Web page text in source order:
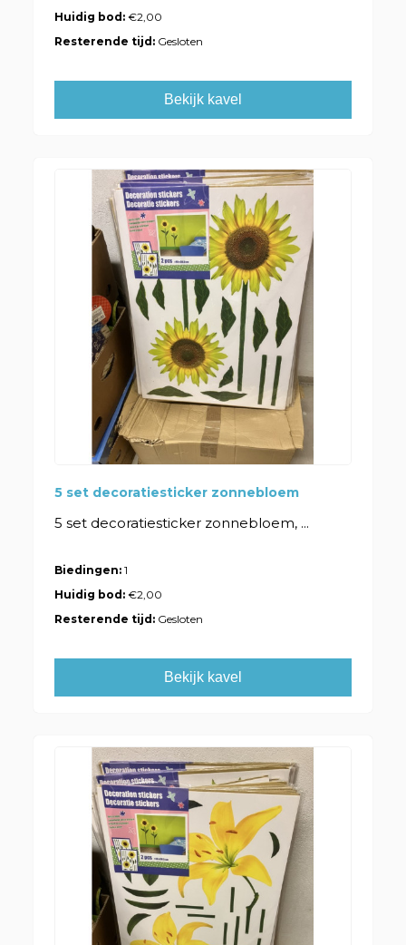
Huidig bod:€2,00
Resterende tijd: Gesloten
Bekijk kavel
5 set decoratiesticker zonnebloem
5 set decoratiesticker zonnebloem, ...
Biedingen: 1
Huidig bod:€2,00
Resterende tijd: Gesloten
Bekijk kavel